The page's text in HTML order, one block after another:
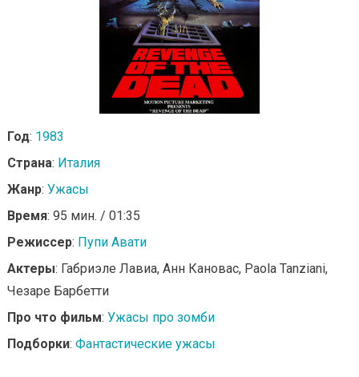
Год: 1983
Страна: Италия
Жанр: Ужасы
Время: 95 мин. / 01:35
Режиссер: Пупи Авати
Актеры: Габриэле Лавиа, Анн Кановас, Paola Tanziani,
Чезаре Барбетти
Про что фильм: Ужасы про зомби
Подборки: Фантастические ужасы